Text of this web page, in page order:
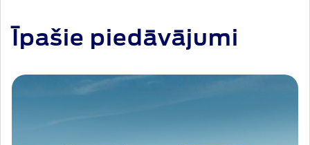
Īpašie piedāvājumi